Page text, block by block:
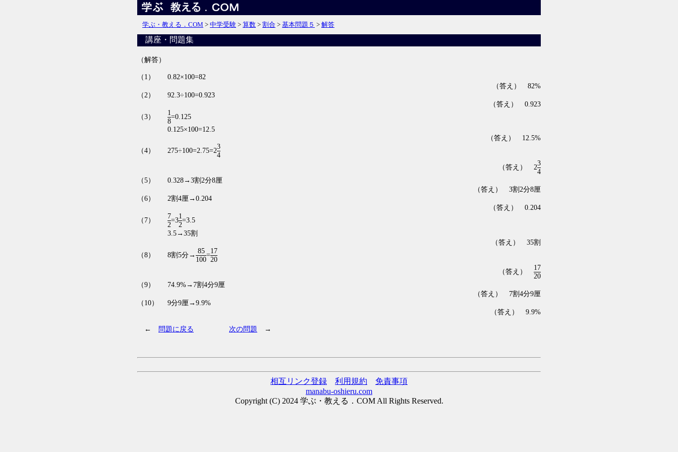
学ぶ・教える．COM > 中学受験 > 算数 > 割合 > 基本問題５ > 解答
講座・問題集
（解答）
（1）
0.82×100=82
（答え） 82%
（2）
92.3÷100=0.923
（答え） 0.923
（3）
1
=0.125
8
0.125×100=12.5
（答え） 12.5%
（4）
275÷100=2.75=2
3
4
（答え） 2
3
4
（5）
0.328→3割2分8厘
（答え） 3割2分8厘
（6）
2割4厘→0.204
（答え） 0.204
（7）
7
=3
1
=3.5
2
2
3.5→35割
（答え） 35割
（8）
8割5分→
85
=
17
100 20
（答え）
17
20
（9）
74.9%→7割4分9厘
（答え） 7割4分9厘
（10）
9分9厘→9.9%
（答え） 9.9%
← 問題に戻る 次の問題 →
相互リンク登録 利用規約
免責事項
manabu-oshieru.com
Copyright (C) 2024 学ぶ・教える．COM All Rights Reserved.